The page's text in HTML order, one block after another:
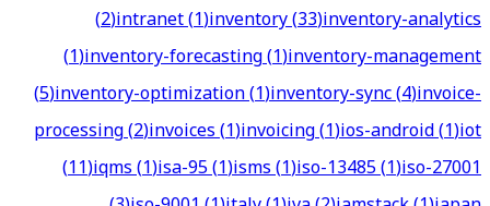
(2)intranet(1)inventory(33)inventory-analytics
(1)inventory-forecasting(1)inventory-management
(5)inventory-optimization(1)inventory-sync(4)invoice-
processing(2)invoices(1)invoicing(1)ios-android(1)iot
(11)iqms(1)isa-95(1)isms(1)iso-13485(1)iso-27001